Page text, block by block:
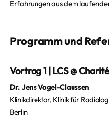
Erfahrungen aus dem
Programm und
Vortrag 1 | LCS @
Dr. Jens Vogel-Claussen
Klinikdirektor, Klinik für
Berlin